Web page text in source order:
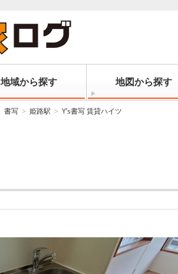
地域から探す 地図から探す
書写 姫路駅 Y’s書写 賃貸ハイツ